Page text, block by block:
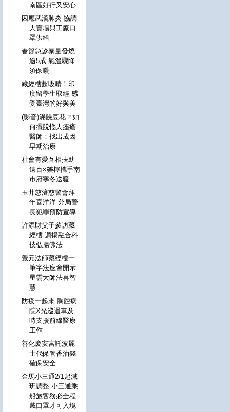
南區好行又安心
因應武漢肺炎 協調
大賣場與工廠口
罩供給
春節急診暴量發燒
逾5成 氣溫驟降
須保暖
藏經樓超吸睛！印
度留學生取經 感
受臺灣的好與美
(影音)滿臉豆花？如
何擺脫惱人痤瘡
醫師：找出成因
早期治療
社會有愛互相扶助
遠百×樂檸攜手南
市府寒冬送暖
玉井慈濟慈警會拜
年喜洋洋 分局警
長犯罪預防宣導
許添財父子參訪藏
經樓 讚揚融合科
技弘揚佛法
覺元法師藏經樓一
筆字法座會開示
星雲大師法喜智
慧
防疫一起來 胸腔病
院X光巡迴車及
時支援前線醫療
工作
善化慶安宮託波麗
士代保管香油錢
確保安全
金馬小三通2/1起減
班調整 小三通乘
船旅客務必全程
戴口罩才可入境